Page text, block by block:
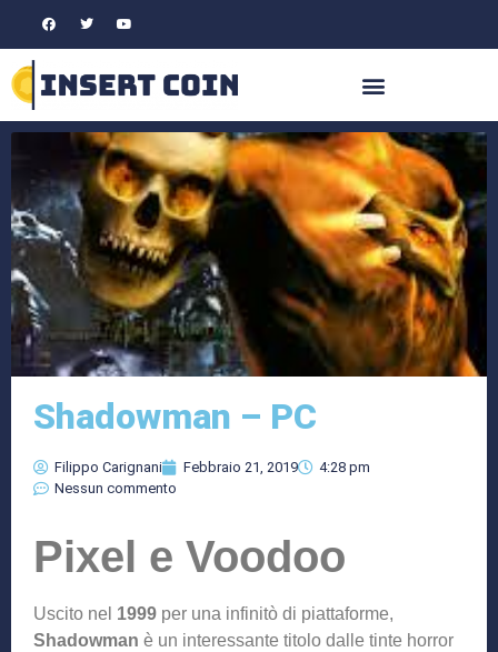
Shadowman – PC
Filippo Carignani Febbraio 21, 2019
4:28 pm
Nessun commento
Pixel e Voodoo
Uscito nel 1999 per una infinitò di piattaforme,
Shadowman è un interessante titolo dalle tinte horror